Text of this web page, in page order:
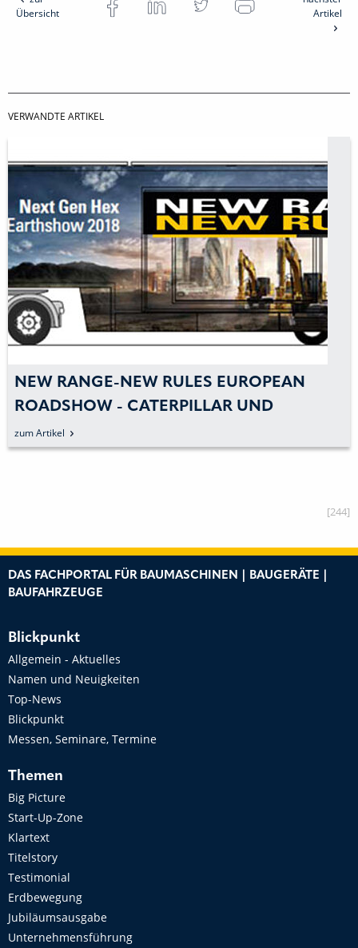
Übersicht
Artikel
VERWANDTE ARTIKEL
ZEPPELIN BAUMASCHINEN: DER
DENKT, DIE BAUMASCHINE LENKT
zum Artikel
[244]
DAS FACHPORTAL FÜR BAUMASCHINEN | BAUGERÄTE |
BAUFAHRZEUGE
Blickpunkt
Allgemein - Aktuelles
Namen und Neuigkeiten
Top-News
Blickpunkt
Messen, Seminare, Termine
Themen
Big Picture
Start-Up-Zone
Klartext
Titelstory
Testimonial
Erdbewegung
Jubiläumsausgabe
Unternehmensführung